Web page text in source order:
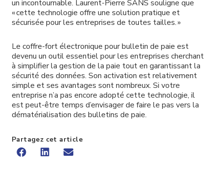
un incontournable. Laurent-Pierre SANS souligne que
« cette technologie offre une solution pratique et
sécurisée pour les entreprises de toutes tailles. »
Le coffre-fort électronique pour bulletin de paie est
devenu un outil essentiel pour les entreprises cherchant
à simplifier la gestion de la paie tout en garantissant la
sécurité des données. Son activation est relativement
simple et ses avantages sont nombreux. Si votre
entreprise n’a pas encore adopté cette technologie, il
est peut-être temps d’envisager de faire le pas vers la
dématérialisation des bulletins de paie.
Partagez cet article